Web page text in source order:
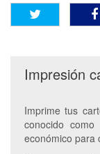
Impresión
Imprime tus
conocido
económico para